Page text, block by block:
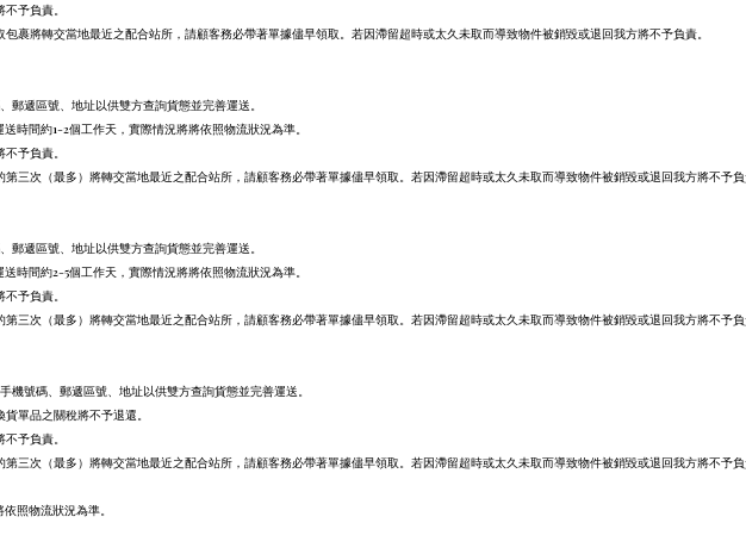
予負責。
裹將轉交當地最近之配合站所，請顧客務必帶著單據儘早領取。若因滯留超時或太久未取而導致物件被銷毀或退回我方將不予負責。
遞區號、地址以供雙方查詢貨態並完善運送。
時間約1-2個工作天，實際情況將將依照物流狀況為準。
予負責。
三次（最多）將轉交當地最近之配合站所，請顧客務必帶著單據儘早領取。若因滯留超時或太久未取而導致物件被銷毀或退回我方將不予
遞區號、地址以供雙方查詢貨態並完善運送。
時間約2-5個工作天，實際情況將將依照物流狀況為準。
予負責。
三次（最多）將轉交當地最近之配合站所，請顧客務必帶著單據儘早領取。若因滯留超時或太久未取而導致物件被銷毀或退回我方將不予
號碼、郵遞區號、地址以供雙方查詢貨態並完善運送。
單品之關稅將不予退還。
予負責。
三次（最多）將轉交當地最近之配合站所，請顧客務必帶著單據儘早領取。若因滯留超時或太久未取而導致物件被銷毀或退回我方將不予
照物流狀況為準。